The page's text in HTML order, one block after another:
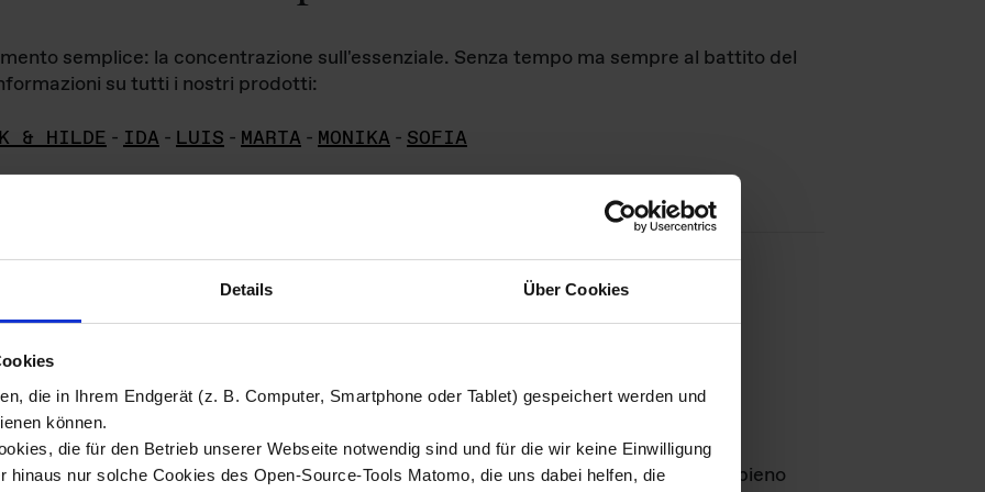
Details Über Cookies
die in Ihrem Endgerät (z. B. Computer, Smartphone oder Tablet) gespeichert werden und
können.
die für den Betrieb unserer Webseite notwendig sind und für die wir keine Einwilligung
hinaus nur solche Cookies des Open-Source-Tools Matomo, die uns dabei helfen, die
semplice: la concentrazione sull'essenziale. Senza tempo ma sempre al battito del
su tutti i nostri prodotti:
& HILDE - IDA - LUIS - MARTA - MONIKA - SOFIA
di immagini
materiale fotografico sono detenuti daDas ganze LebenGmbH e rimangono in pieno